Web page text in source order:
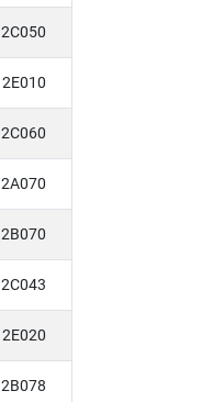
2C050
2E010
2C060
2A070
2B070
2C043
2E020
2B078